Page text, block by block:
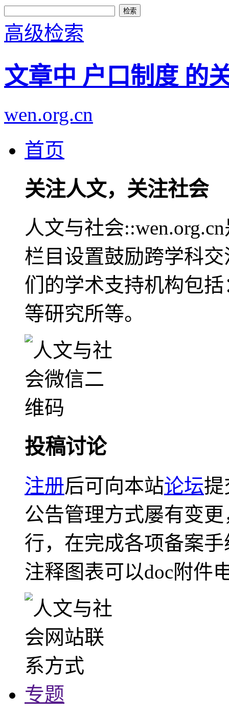
高级检索
文章中 户口制度 的
wen.org.cn
首页
关注人文，关注社会
人文与社会
栏目设置鼓励跨学科
们的学术支持机构包
等研究所等。
投稿讨论
注册后可向本站论坛提
公告管理方式屡有变
行，在完成各项备案
注释图表可以doc附件
专题